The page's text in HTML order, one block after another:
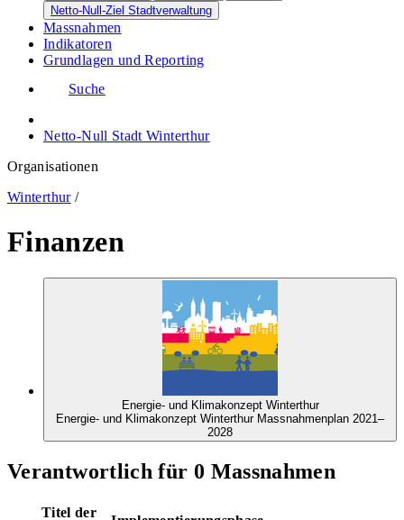
Netto-Null-Ziel Stadtverwaltung
Massnahmen
Indikatoren
Grundlagen und Reporting
Suche
Netto-Null Stadt Winterthur
Organisationen
Winterthur /
Finanzen
Energie- und Klimakonzept Winterthur
Energie- und Klimakonzept Winterthur Massnahmenplan 2021–
2028
Verantwortlich für 0 Massnahmen
Titel der